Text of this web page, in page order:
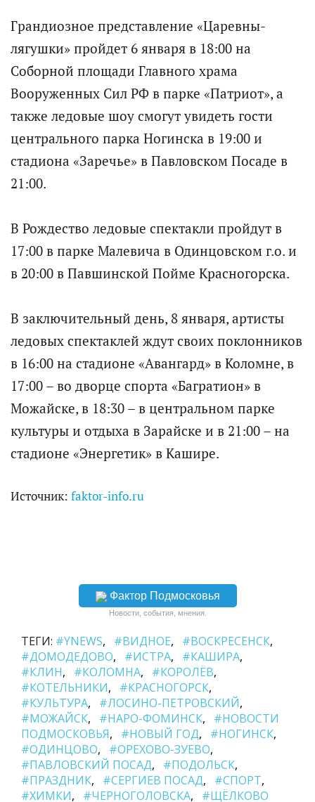
Грандиозное представление «Царевны-
лягушки» пройдет 6 января в 18:00 на
Соборной площади Главного храма
Вооруженных Сил РФ в парке «Патриот», а
также ледовые шоу смогут увидеть гости
центрального парка Ногинска в 19:00 и
стадиона «Заречье» в Павловском Посаде в
21:00.
В Рождество ледовые спектакли пройдут в
17:00 в парке Малевича в Одинцовском г.о. и
в 20:00 в Павшинской Пойме Красногорска.
В заключительный день, 8 января, артисты
ледовых спектаклей ждут своих поклонников
в 16:00 на стадионе «Авангард» в Коломне, в
17:00 – во дворце спорта «Багратион» в
Можайске, в 18:30 – в центральном парке
культуры и отдыха в Зарайске и в 21:00 – на
стадионе «Энергетик» в Кашире.
Источник: faktor-info.ru
Фактор Подмосковья
Новости, события, мнения.
ТЕГИ: #YNEWS #ВИДНОЕ
#ВОСКРЕСЕНСК
#ДОМОДЕДОВО
#ИСТРА
#КАШИРА
#КЛИН
#КОЛОМНА
#КОРОЛЁВ
#КОТЕЛЬНИКИ
#КРАСНОГОРСК
#КУЛЬТУРА
#ЛОСИНО-ПЕТРОВСКИЙ
#МОЖАЙСК
#НАРО-ФОМИНСК
#НОВОСТИ
ПОДМОСКОВЬЯ
#НОВЫЙ ГОД
#НОГИНСК
#ОДИНЦОВО
#ОРЕХОВО-ЗУЕВО
#ПАВЛОВСКИЙ ПОСАД
#ПОДОЛЬСК
#ПРАЗДНИК
#СЕРГИЕВ ПОСАД
#СПОРТ
#ХИМКИ
#ЧЕРНОГОЛОВСКА #ЩЁЛКОВО